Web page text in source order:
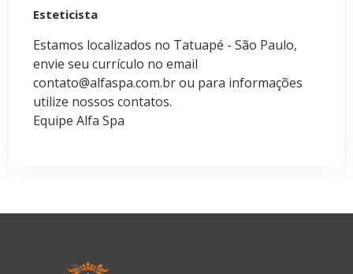
Esteticista
Estamos localizados no Tatuapé - São Paulo,
envie seu currículo no email
contato@alfaspa.com.br ou para informações
utilize nossos contatos.
Equipe Alfa Spa